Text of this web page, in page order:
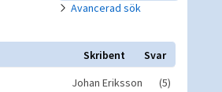
Avancerad sök
Skribent Svar
Johan Eriksson (5)